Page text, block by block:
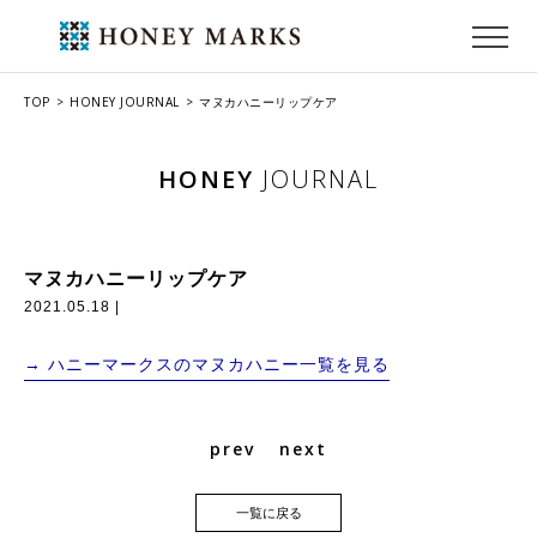
TOP HONEY JOURNAL マヌカハニーリップケア
HONEY JOURNAL
マヌカハニーリップケア
2021.05.18 |
→ ハニーマークスのマヌカハニー一覧を見る
prev next
一覧に戻る